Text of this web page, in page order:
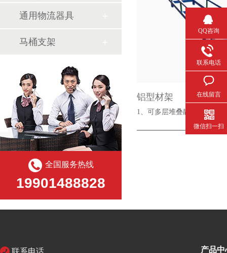
铝型材架
1、可多层堆叠静放以及运输
通用物流器具
马桶支架
全国服务热线
19901488828
联系电话 产品中
QQ咨询
联系电话
在线留言
微信扫一扫